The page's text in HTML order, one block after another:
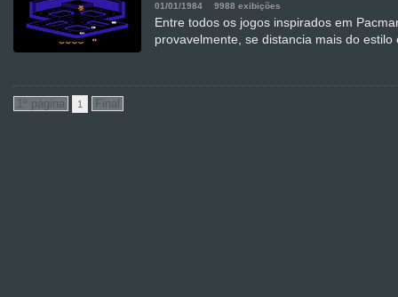
01/01/1984 9988 exibições
Entre todos os jogos inspirados em
provavelmente, se distancia mais do estilo
1